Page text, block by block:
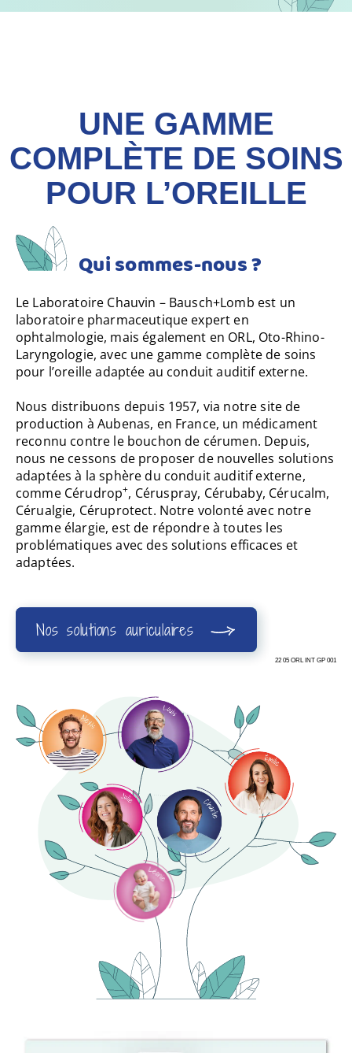
UNE GAMME
COMPLÈTE DE SOINS
POUR L’OREILLE
Qui sommes-nous ?
Le Laboratoire Chauvin – Bausch+Lomb est un
laboratoire pharmaceutique expert en
ophtalmologie, mais également en ORL, Oto-Rhino-
Laryngologie, avec une gamme complète de soins
pour l’oreille adaptée au conduit auditif externe.
Nous distribuons depuis 1957, via notre site de
production à Aubenas, en France, un médicament
reconnu contre le bouchon de cérumen. Depuis,
nous ne cessons de proposer de nouvelles solutions
adaptées à la sphère du conduit auditif externe,
comme Cérudrop+, Céruspray, Cérubaby, Cérucalm,
Cérualgie, Céruprotect. Notre volonté avec notre
gamme élargie, est de répondre à toutes les
problématiques avec des solutions efficaces et
adaptées.
Nos solutions auriculaires
22 05 ORL INT GP 001